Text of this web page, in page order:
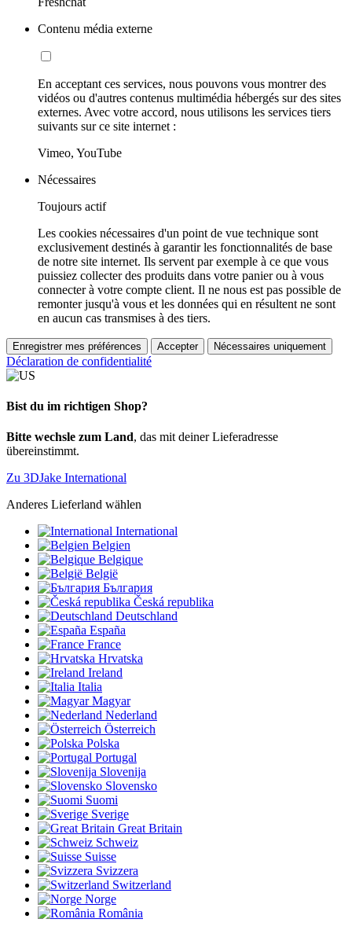
Contenu média externe
En acceptant ces services, nous pouvons vous montrer des
vidéos ou d'autres contenus multimédia hébergés sur des sites
externes. Avec votre accord, nous utilisons les services tiers
suivants sur ce site internet :
Vimeo, YouTube
Nécessaires
Toujours actif
Les cookies nécessaires d'un point de vue technique sont
exclusivement destinés à garantir les fonctionnalités de base
de notre site internet. Ils servent par exemple à ce que vous
puissiez collecter des produits dans votre panier ou à vous
connecter à votre compte client. Il ne nous est pas possible de
remonter jusqu'à vous et les données qui en résultent ne sont
en aucun cas transmises à des tiers.
Enregistrer mes préférences Accepter Nécessaires uniquement
Déclaration de confidentialité
Bist du im richtigen Shop?
Bitte wechsle zum Land, das mit deiner Lieferadresse
übereinstimmt.
Zu 3DJake International
Anderes Lieferland wählen
International
Belgien
Belgique
België
България
Česká republika
Deutschland
España
France
Hrvatska
Ireland
Italia
Magyar
Nederland
Österreich
Polska
Portugal
Slovenija
Slovensko
Suomi
Sverige
Great Britain
Schweiz
Suisse
Svizzera
Switzerland
Norge
România